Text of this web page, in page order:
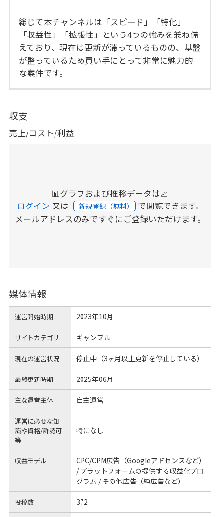
総じて本チャンネルは「スピード」「特化」
「収益性」「拡張性」という4つの強みを兼ね備
えており、現在は更新が滞っているものの、基盤
が整っているため買い手にとって非常に魅力的
な案件です。
収支
売上/コスト/利益
📊グラフおよび推移データは📈
ログイン 又は 新規登録（無料） で閲覧できます。
メールアドレスのみですぐにご登録いただけます。
媒体情報
運営開始時期 2023年10月
サイトカテゴリ ギャンブル
現在の運営状況 停止中（3ヶ月以上更新を停止している）
最終更新時期 2025年06月
主な運営主体 自主運営
運営に必要な知
識や資格/許認可
等
特になし
収益モデル
CPC/CPM広告（Googleアドセンスなど）
/ プラットフォームの提供する収益化プロ
グラム / その他広告（純広告など）
投稿数 372